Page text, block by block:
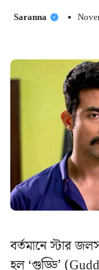
Saranna
বর্তমানে স্টার
হল ‘গুড্ডি’